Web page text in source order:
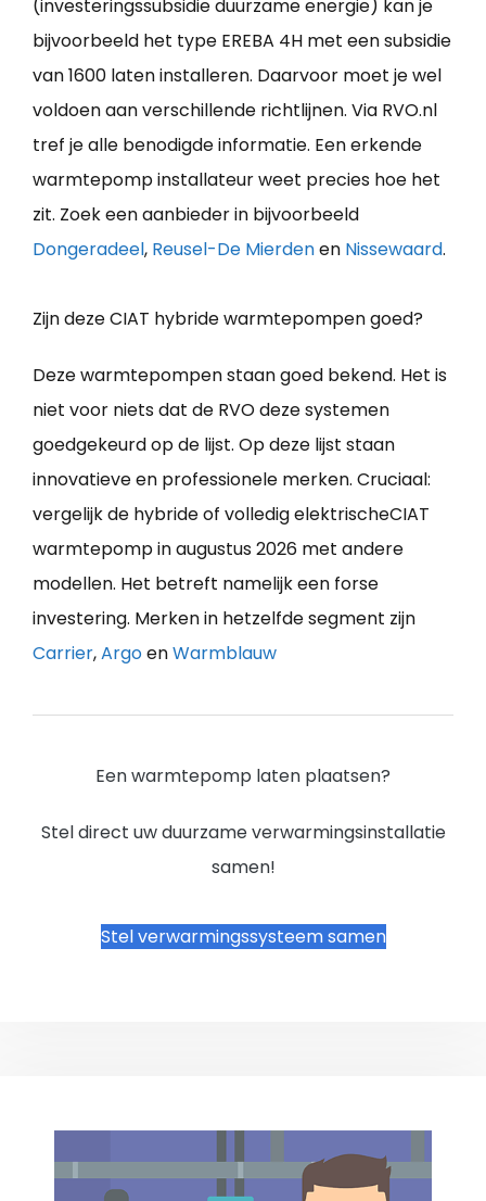
(investeringssubsidie duurzame energie) kan je
bijvoorbeeld het type EREBA 4H met een subsidie
van 1600 laten installeren. Daarvoor moet je wel
voldoen aan verschillende richtlijnen. Via RVO.nl
tref je alle benodigde informatie. Een erkende
warmtepomp installateur weet precies hoe het
zit. Zoek een aanbieder in bijvoorbeeld
Dongeradeel, Reusel-De Mierdenen Nissewaard.
Zijn deze CIAT hybride warmtepompen goed?
Deze warmtepompen staan goed bekend. Het is
niet voor niets dat de RVO deze systemen
goedgekeurd op de lijst. Op deze lijst staan
innovatieve en professionele merken. Cruciaal:
vergelijk de hybride of volledig elektrischeCIAT
warmtepomp in augustus 2026 met andere
modellen. Het betreft namelijk een forse
investering. Merken in hetzelfde segment zijn
Carrier,ArgoenWarmblauw
Een warmtepomp laten plaatsen?
Stel direct uw duurzame verwarmingsinstallatie
samen!
Stel verwarmingssysteem samen